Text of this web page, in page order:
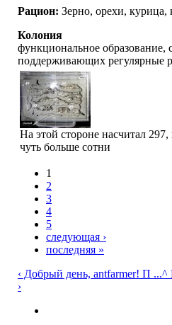
Рацион: Зерно, орехи, курица,
Колония
функциональное образование,
поддерживающих регулярные
На этой стороне насчитал
чуть больше сотни
1
2
3
4
5
следующая ›
последняя »
‹ Добрый день, antfarmer! П ...^
›